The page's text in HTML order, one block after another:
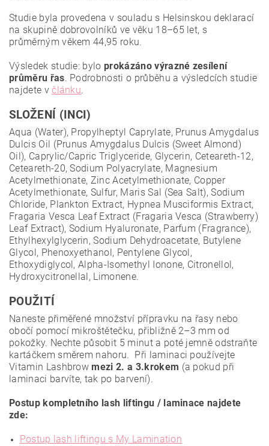
Studie byla provedena v souladu s Helsinskou deklarací
na skupině dobrovolníků ve věku 18–65 let, s
průměrným věkem 44,95 roku.
Výsledek studie: byloprokázáno výrazné zesílení
průměru řas. Podrobnosti o průběhu a výsledcích studie
najdete včlánku.
SLOŽENÍ (INCI)
Aqua (Water), Propylheptyl Caprylate, Prunus Amygdalus
Dulcis Oil (Prunus Amygdalus Dulcis (Sweet Almond)
Oil), Caprylic/Capric Triglyceride, Glycerin, Ceteareth-12,
Ceteareth-20, Sodium Polyacrylate, Magnesium
Acetylmethionate, Zinc Acetylmethionate, Copper
Acetylmethionate, Sulfur, Maris Sal (Sea Salt), Sodium
Chloride, Plankton Extract, Hypnea Musciformis Extract,
Fragaria Vesca Leaf Extract (Fragaria Vesca (Strawberry)
Leaf Extract), Sodium Hyaluronate, Parfum (Fragrance),
Ethylhexylglycerin, Sodium Dehydroacetate, Butylene
Glycol, Phenoxyethanol, Pentylene Glycol,
Ethoxydiglycol, Alpha-Isomethyl Ionone, Citronellol,
Hydroxycitronellal, Limonene.
POUŽITÍ
Naneste přiměřené množství přípravku na řasy nebo
obočí pomocí mikroštětečku, přibližně 2–3 mm od
pokožky. Nechte působit 5 minut a poté jemně odstraňte
kartáčkem směrem nahoru. Při laminaci používejte
Vitamin Lashbrowmezi 2. a 3.krokem (a pokud při
laminaci barvíte, tak po barvení).
Postup kompletního lash liftingu / laminace najdete
zde:
Postup lash liftingu s My Lamination